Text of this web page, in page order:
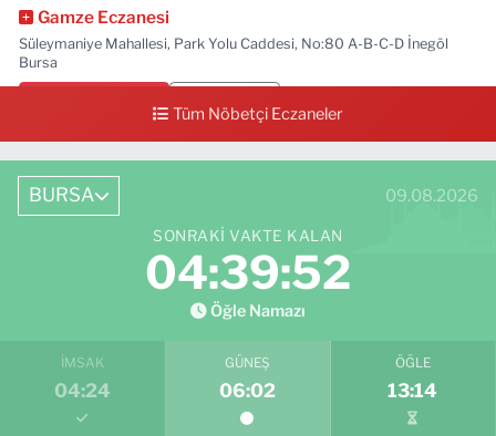
Gamze Eczanesi
Süleymaniye Mahallesi, Park Yolu Caddesi, No:80 A-B-C-D İnegöl
Bursa
Tüm Nöbetçi Eczaneler
BURSA 09.08.2026
SONRAKI VAKTE KALAN
04:39:51
Öğle Namazı
İMSAK
04:24
GÜNEŞ
06:02
ÖĞLE
13:14